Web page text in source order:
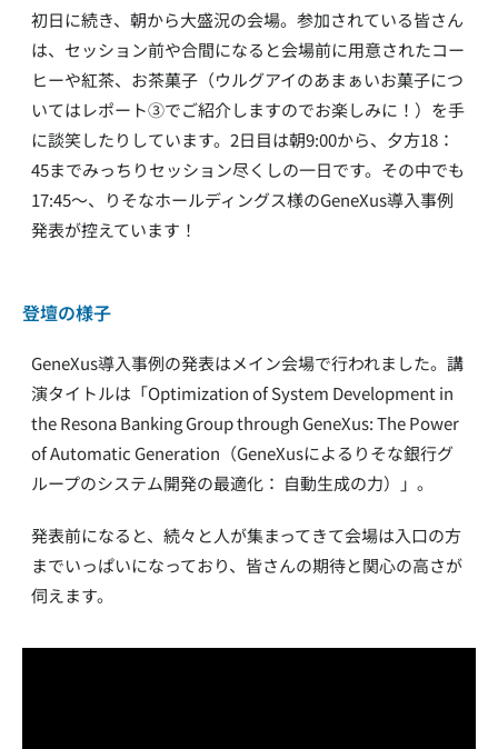
初日に続き、朝から大盛況の会場。参加されている皆さん
は、セッション前や合間になると会場前に用意されたコー
ヒーや紅茶、お茶菓子（ウルグアイのあまぁいお菓子につ
いてはレポート③でご紹介しますのでお楽しみに！）を手
に談笑したりしています。2日目は朝9:00から、夕方18：
45までみっちりセッション尽くしの一日です。その中でも
17:45～、りそなホールディングス様のGeneXus導入事例
発表が控えています！
登壇の様子
GeneXus導入事例の発表はメイン会場で行われました。講
演タイトルは「Optimization of System Development in
the Resona Banking Group through GeneXus: The Power
of Automatic Generation（GeneXusによるりそな銀行グ
ループのシステム開発の最適化： 自動生成の力）」。
発表前になると、続々と人が集まってきて会場は入口の方
までいっぱいになっており、皆さんの期待と関心の高さが
伺えます。